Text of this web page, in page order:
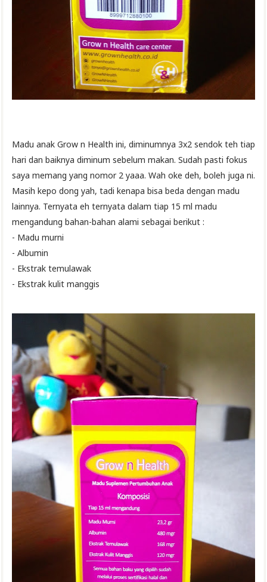
Madu anak Grow n Health ini, diminumnya 3x2 sendok teh tiap
hari dan baiknya diminum sebelum makan. Sudah pasti fokus
saya memang yang nomor 2 yaaa. Wah oke deh, boleh juga ni.
Masih kepo dong yah, tadi kenapa bisa beda dengan madu
lainnya. Ternyata eh ternyata dalam tiap 15 ml madu
mengandung bahan-bahan alami sebagai berikut :
- Madu murni
- Albumin
- Ekstrak temulawak
- Ekstrak kulit manggis